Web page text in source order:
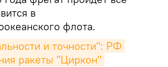
в
флота.
и точности": РФ
ракеты "Циркон"